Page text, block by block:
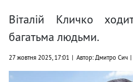
Віталій Кличко
багатьма людьми.
27 жовтня 2025, 17:01 Автор: Дмитро Сич